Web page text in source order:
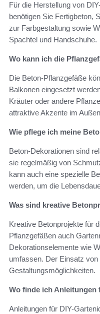
Für die Herstellung von
benötigen Sie Fertigbeton,
zur Farbgestaltung sowie
Spachtel und Handschuhe.
Wo kann ich die
Die Beton-Pflanzgefäße
Balkonen eingesetzt
Kräuter oder andere
attraktive Akzente im
Wie pflege ich meine
Beton-Dekorationen sind
sie regelmäßig von
kann auch eine spezielle
werden, um die
Was sind kreative
Kreative Betonprojekte für
Pflanzgefäßen auch
Dekorationselemente wie
umfassen. Der Einsatz
Gestaltungsmöglichkeiten.
Wo finde ich Anleitungen
Anleitungen für DIY-